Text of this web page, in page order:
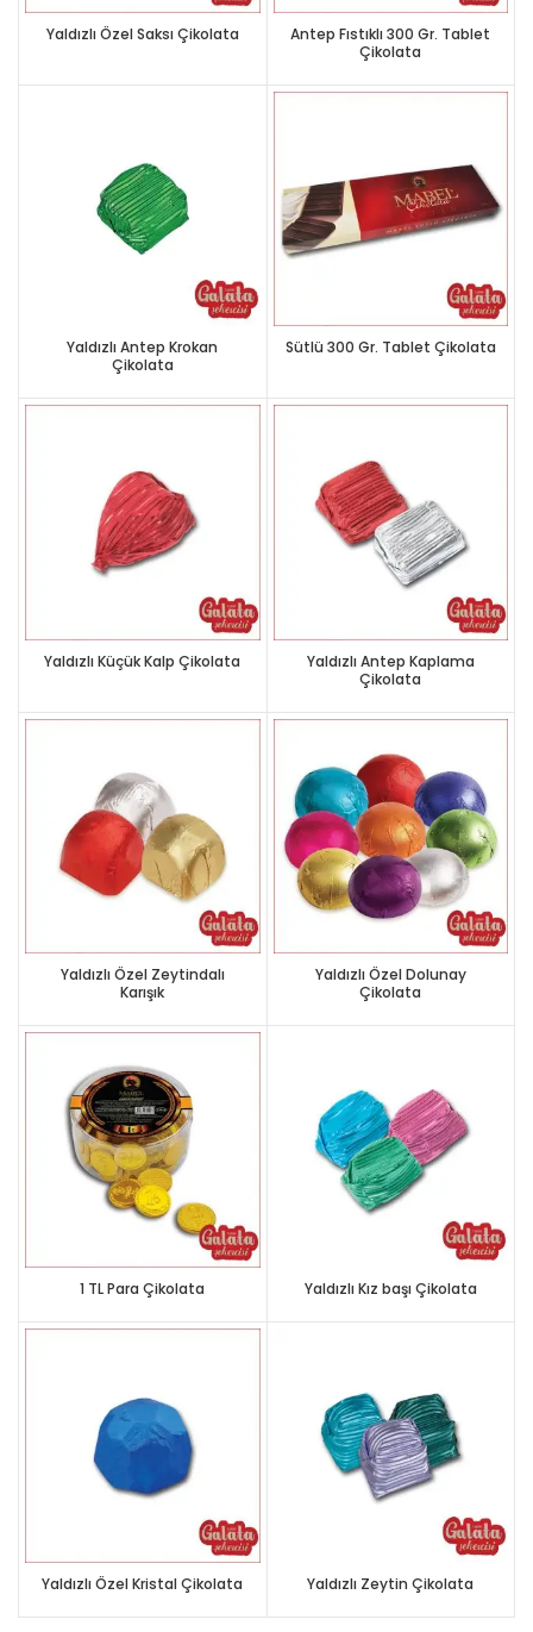
Yaldızlı Özel Saksı Çikolata
Antep Fıstıklı 300 Gr. Tablet
Çikolata
Yaldızlı Antep Krokan
Çikolata
Sütlü 300 Gr. Tablet Çikolata
Yaldızlı Küçük Kalp Çikolata
Yaldızlı Antep Kaplama
Çikolata
Yaldızlı Özel Zeytindalı
Karışık
Yaldızlı Özel Dolunay
Çikolata
1 TL Para Çikolata Yaldızlı Kız başı Çikolata
Yaldızlı Özel Kristal Çikolata Yaldızlı Zeytin Çikolata